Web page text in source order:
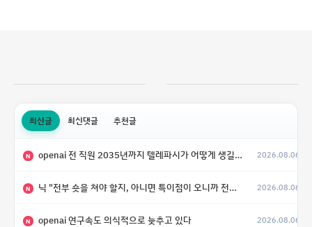
최신글 최신댓글 추천글
N openai 전 직원 2035년까지 텔레파시가 어떻게 생길 수 있는지 2026.08.06
N 닉 "전부 숏을 쳐야 할지, 아니면 특이점이 오니까 전부 롱을 쳐야 할지 모르겠다.” 2026.08.06
N openai 연구속도 의식적으로 늦추고 있다 2026.08.06